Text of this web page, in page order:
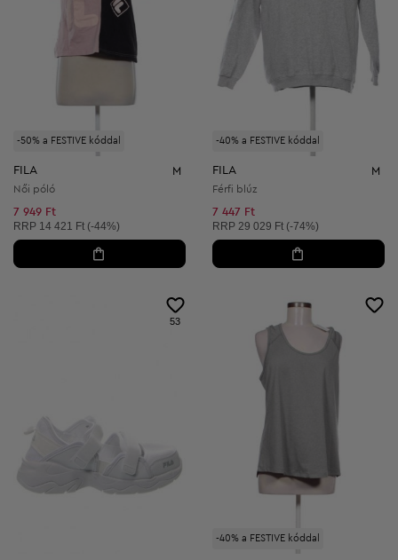
-50% a FESTIVE kóddal
FILA M
Női póló
7 949 Ft
Ajánlott ár:
RRP 14 421 Ft (-44%)
-40% a FESTIVE kóddal
FILA M
Férfi blúz
7 447 Ft
Ajánlott ár:
RRP 29 029 Ft (-74%)
53
-40% a FESTIVE kóddal